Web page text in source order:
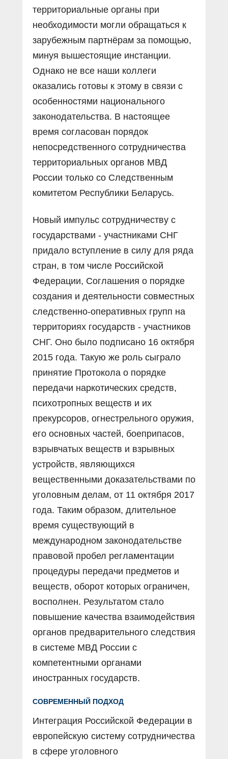
территориальные органы при
необходимости могли обращаться к
зарубежным партнёрам за помощью,
минуя вышестоящие инстанции.
Однако не все наши коллеги
оказались готовы к этому в связи с
особенностями национального
законодательства. В настоящее
время согласован порядок
непосредственного сотрудничества
территориальных органов МВД
России только со Следственным
комитетом Республики Беларусь.
Новый импульс сотрудничеству с
государствами - участниками СНГ
придало вступление в силу для ряда
стран, в том числе Российской
Федерации, Соглашения о порядке
создания и деятельности совместных
следственно-оперативных групп на
территориях государств - участников
СНГ. Оно было подписано 16 октября
2015 года. Такую же роль сыграло
принятие Протокола о порядке
передачи наркотических средств,
психотропных веществ и их
прекурсоров, огнестрельного оружия,
его основных частей, боеприпасов,
взрывчатых веществ и взрывных
устройств, являющихся
вещественными доказательствами по
уголовным делам, от 11 октября 2017
года. Таким образом, длительное
время существующий в
международном законодательстве
правовой пробел регламентации
процедуры передачи предметов и
веществ, оборот которых ограничен,
восполнен. Результатом стало
повышение качества взаимодействия
органов предварительного следствия
в системе МВД России с
компетентными органами
иностранных государств.
СОВРЕМЕННЫЙ ПОДХОД
Интеграция Российской Федерации в
европейскую систему сотрудничества
в сфере уголовного